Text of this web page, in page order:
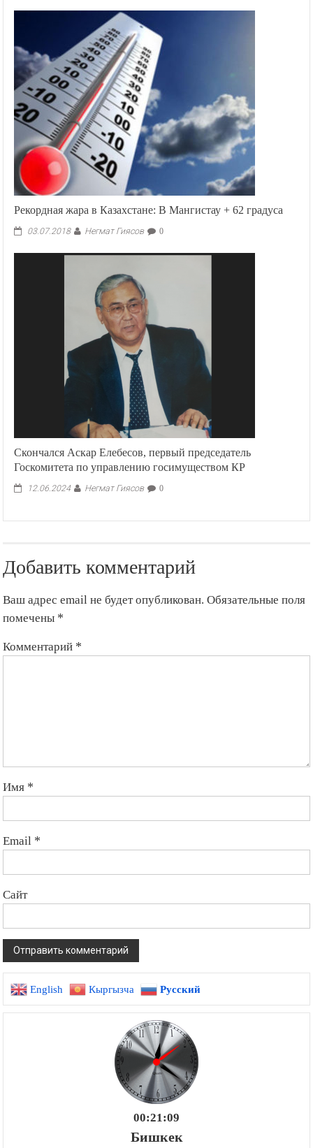
Рекордная жара в Казахстане: В Мангистау + 62 градуса
03.07.2018 Негмат Гиясов 0
Скончался Аскар Елебесов, первый председатель
Госкомитета по управлению госимуществом КР
12.06.2024 Негмат Гиясов 0
Добавить комментарий
Ваш адрес email не будет опубликован. Обязательные поля
помечены *
Комментарий *
Имя *
Email *
Сайт
English Кыргызча Русский
00:21:10
Бишкек